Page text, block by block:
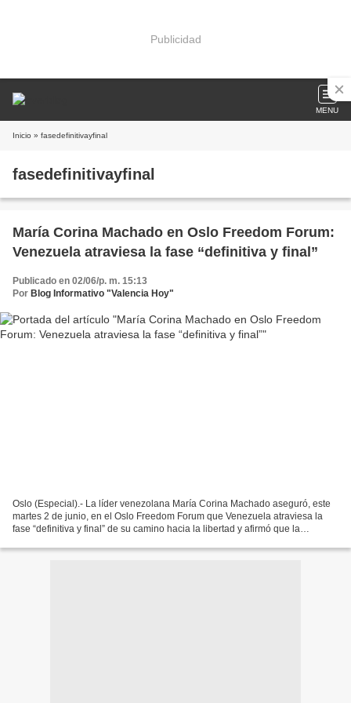
Publicidad
MENU
Inicio » fasedefinitivayfinal
fasedefinitivayfinal
María Corina Machado en Oslo Freedom Forum:
Venezuela atraviesa la fase “definitiva y final”
Publicado en 02/06/p. m. 15:13
Por Blog Informativo "Valencia Hoy"
Oslo (Especial).- La líder venezolana María Corina Machado aseguró, este
martes 2 de junio, en el Oslo Freedom Forum que Venezuela atraviesa la
fase “definitiva y final” de su camino hacia la libertad y afirmó que la